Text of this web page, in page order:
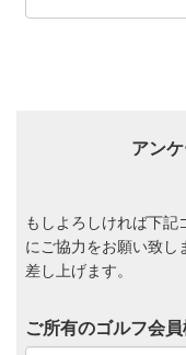
アン
もしよろしければ下記
にご協力をお願い致し
差し上げます。
ご所有のゴルフ会員